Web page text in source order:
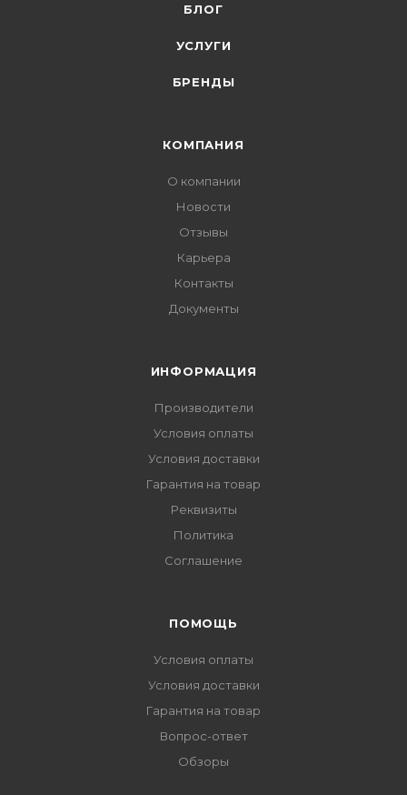
БЛОГ
УСЛУГИ
БРЕНДЫ
КОМПАНИЯ
О компании
Новости
Отзывы
Карьера
Контакты
Документы
ИНФОРМАЦИЯ
Производители
Условия оплаты
Условия доставки
Гарантия на товар
Реквизиты
Политика
Соглашение
ПОМОЩЬ
Условия оплаты
Условия доставки
Гарантия на товар
Вопрос-ответ
Обзоры